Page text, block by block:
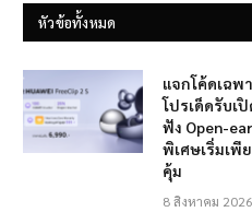
หัวข้อทั้งหมด
แจกโค้ดเฉพ
โปรเด็ดรับเปิ
ฟัง Open-
พิเศษเริ่มเพี
คุ้ม
8 สิงหาคม 2026